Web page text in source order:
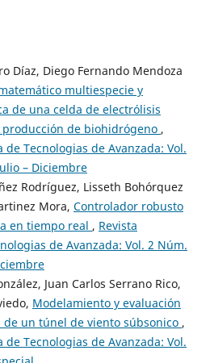
Díaz, Diego Fernando Mendoza
multiespecie y
de una celda de electrólisis
de biohidrógeno ,
de Tecnologias de Avanzada: Vol.
– Diciembre
Rodríguez, Lisseth Bohórquez
Mora, Controlador robusto
en tiempo real , Revista
de Avanzada: Vol. 2 Núm.
Juan Carlos Serrano Rico,
Modelamiento y evaluación
un túnel de viento súbsonico ,
de Tecnologias de Avanzada: Vol.